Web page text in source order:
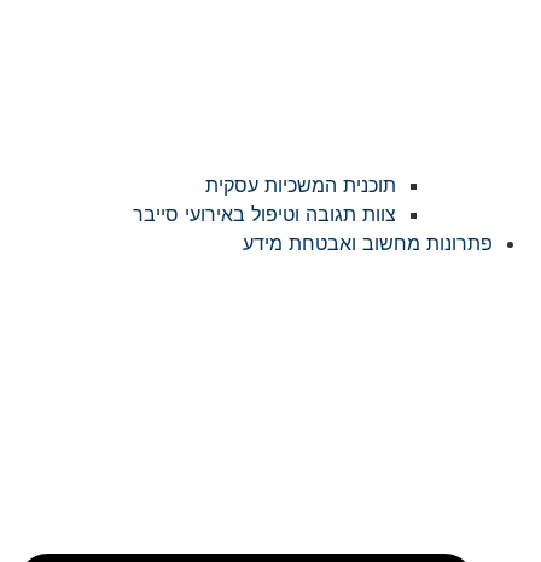
תוכנית המשכיות עסקית
צוות תגובה וטיפול באירועי סייבר
פתרונות מחשוב ואבטחת מידע